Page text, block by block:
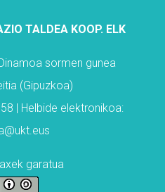
TALDEA KOOP. ELK
sormen gunea
(Gipuzkoa)
| Helbide elektronikoa:
garatua